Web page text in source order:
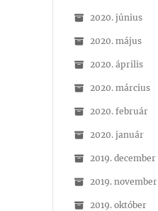
2020. június
2020. május
2020. április
2020. március
2020. február
2020. január
2019. december
2019. november
2019. október